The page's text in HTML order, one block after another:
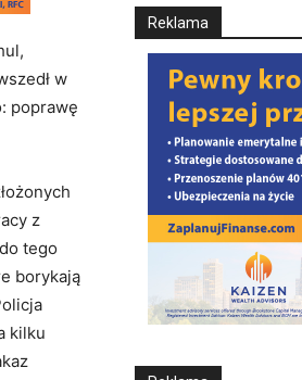
w
poprawę
z
tego
borykają
kilku
Reklama